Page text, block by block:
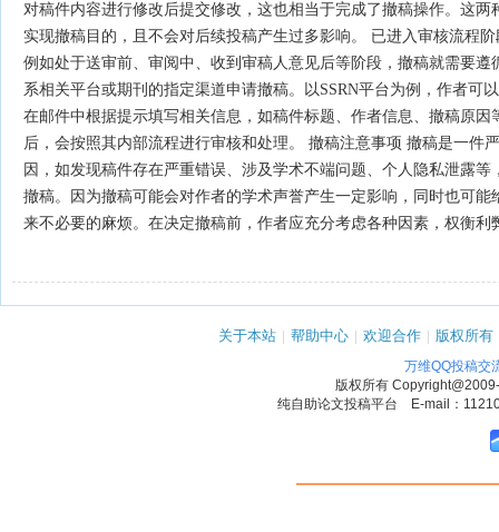
对稿件内容进行修改后提交修改，这也相当于完成了撤稿操作。这两
实现撤稿目的，且不会对后续投稿产生过多影响。 已进入审核流程
例如处于送审前、审阅中、收到审稿人意见后等阶段，撤稿就需要遵
系相关平台或期刊的指定渠道申请撤稿。以SSRN平台为例，作者可
在邮件中根据提示填写相关信息，如稿件标题、作者信息、撤稿原因
后，会按照其内部流程进行审核和处理。 撤稿注意事项 撤稿是一件
因，如发现稿件存在严重错误、涉及学术不端问题、个人隐私泄露等
撤稿。因为撤稿可能会对作者的学术声誉产生一定影响，同时也可能
来不必要的麻烦。在决定撤稿前，作者应充分考虑各种因素，权衡利
关于本站 | 帮助中心 | 欢迎合作 | 版权所有
万维QQ投稿交
版权所有
纯自助论文投稿平台 E-mail：